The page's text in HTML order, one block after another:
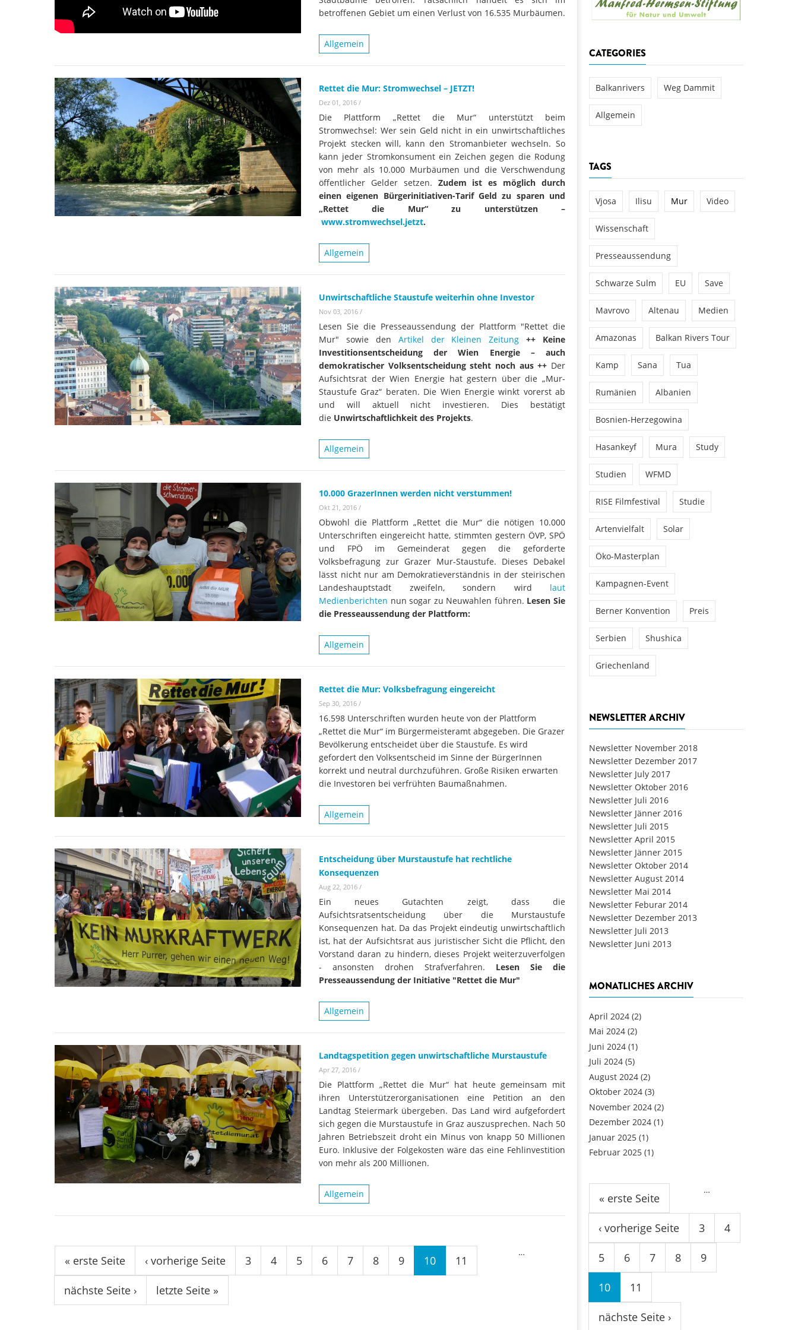
Wissenschaftler:innen legen
nächsten Wildfluss-
Nationalpark
Wasserkraftwerks Ulog verursacht
Studien
Aktuell
Erfolg für den Kamp: Aus für
betroffenen Gebiet um einen Verlust von 16.535 Murbäumen.
Allgemein
Rettet die Mur: Stromwechsel – JETZT!
Dez 01, 2016 /
Die Plattform „Rettet die Mur“ unterstützt beim
Stromwechsel: Wer sein Geld nicht in ein unwirtschaftliches
Projekt stecken will, kann den Stromanbieter wechseln. So
kann jeder Stromkonsument ein Zeichen gegen die Rodung
von mehr als 10.000 Murbäumen und die Verschwendung
öffentlicher Gelder setzen. Zudem ist es möglich durch
einen eigenen Bürgerinitiativen-Tarif Geld zu sparen und
„Rettet die Mur“ zu unterstützen –
www.stromwechsel.jetzt.
Allgemein
Unwirtschaftliche Staustufe weiterhin ohne Investor
Nov 03, 2016 /
Lesen Sie die Presseaussendung der Plattform "Rettet die
Mur" sowie den Artikel der Kleinen Zeitung++ Keine
Investitionsentscheidung der Wien Energie – auch
demokratischer Volksentscheidung steht noch aus ++ Der
Aufsichtsrat der Wien Energie hat gestern über die „Mur-
Staustufe Graz“ beraten. Die Wien Energie winkt vorerst ab
und will aktuell nicht investieren. Dies bestätigt
die Unwirtschaftlichkeit des Projekts.
Allgemein
10.000 GrazerInnen werden nicht verstummen!
Okt 21, 2016 /
Obwohl die Plattform „Rettet die Mur“ die nötigen 10.000
Unterschriften eingereicht hatte, stimmten gestern ÖVP, SPÖ
und FPÖ im Gemeinderat gegen die geforderte
Volksbefragung zur Grazer Mur-Staustufe. Dieses Debakel
lässt nicht nur am Demokratieverständnis in der steirischen
Landeshauptstadt zweifeln, sondern wird laut
Medienberichten nun sogar zu Neuwahlen führen. Lesen Sie
die Presseaussendung der Plattform:
Allgemein
Rettet die Mur: Volksbefragung eingereicht
Sep 30, 2016 /
16.598 Unterschriften wurden heute von der Plattform
„Rettet die Mur“ im Bürgermeisteramt abgegeben. Die Grazer
Bevölkerung entscheidet über die Staustufe. Es wird
gefordert den Volksentscheid im Sinne der BürgerInnen
korrekt und neutral durchzuführen. Große Risiken erwarten
die Investoren bei verfrühten Baumaßnahmen.
Allgemein
Entscheidung über Murstaustufe hat rechtliche
Konsequenzen
Aug 22, 2016 /
Ein neues Gutachten zeigt, dass die
Aufsichtsratsentscheidung über die Murstaustufe
Konsequenzen hat. Da das Projekt eindeutig unwirtschaftlich
ist, hat der Aufsichtsrat aus juristischer Sicht die Pflicht, den
Vorstand daran zu hindern, dieses Projekt weiterzuverfolgen
- ansonsten drohen Strafverfahren. Lesen Sie die
Presseaussendung der Initiative "Rettet die Mur"
Allgemein
Landtagspetition gegen unwirtschaftliche Murstaustufe
Apr 27, 2016 /
Die Plattform „Rettet die Mur“ hat heute gemeinsam mit
ihren Unterstützerorganisationen eine Petition an den
Landtag Steiermark übergeben. Das Land wird aufgefordert
sich gegen die Murstaustufe in Graz auszusprechen. Nach 50
Jahren Betriebszeit droht ein Minus von knapp 50 Millionen
Euro. Inklusive der Folgekosten wäre das eine Fehlinvestition
von mehr als 200 Millionen.
Allgemein
Seiten
« erste Seite ‹ vorherige Seite
…
3 4 5 6 7 8 9 10 11
nächste Seite › letzte Seite »
CATEGORIES
Balkanrivers Weg Dammit
Allgemein
TAGS
Vjosa Ilisu Mur Video
Wissenschaft
Presseaussendung
Schwarze Sulm EU Save
Mavrovo Altenau Medien
Amazonas Balkan Rivers Tour
Kamp Sana Tua
Rumänien Albanien
Bosnien-Herzegowina
Hasankeyf Mura Study
Studien WFMD
RISE Filmfestival Studie
Artenvielfalt Solar
Öko-Masterplan
Kampagnen-Event
Berner Konvention Preis
Serbien Shushica
Griechenland
NEWSLETTER ARCHIV
Newsletter November 2018
Newsletter Dezember 2017
Newsletter July 2017
Newsletter Oktober 2016
Newsletter Juli 2016
Newsletter Jänner 2016
Newsletter Juli 2015
Newsletter April 2015
Newsletter Jänner 2015
Newsletter Oktober 2014
Newsletter August 2014
Newsletter Mai 2014
Newsletter Feburar 2014
Newsletter Dezember 2013
Newsletter Juli 2013
Newsletter Juni 2013
MONATLICHES ARCHIV
April 2024 (2)
Mai 2024 (2)
Juni 2024 (1)
Juli 2024 (5)
August 2024 (2)
Oktober 2024 (3)
November 2024 (2)
Dezember 2024 (1)
Januar 2025 (1)
Februar 2025 (1)
Seiten
« erste Seite
‹ vorherige Seite
…
3 4
5 6 7 8 9
10 11
nächste Seite ›